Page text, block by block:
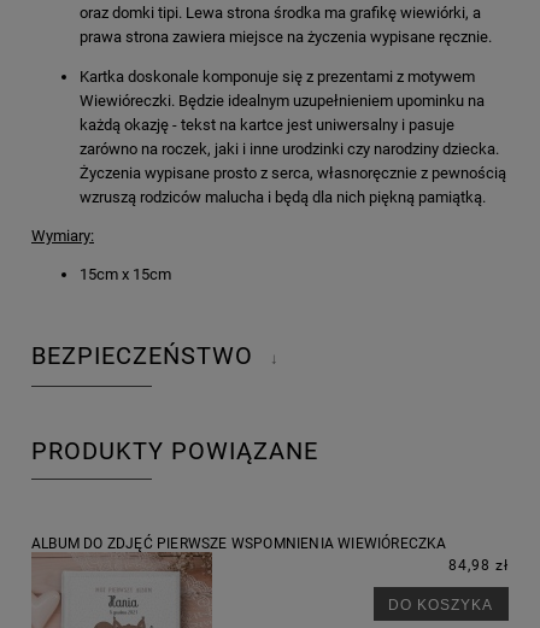
oraz domki tipi. Lewa strona środka ma grafikę wiewiórki, a
prawa strona zawiera miejsce na życzenia wypisane ręcznie.
Kartka doskonale komponuje się z prezentami z motywem
Wiewióreczki. Będzie idealnym uzupełnieniem upominku na
każdą okazję - tekst na kartce jest uniwersalny i pasuje
zarówno na roczek, jaki i inne urodzinki czy narodziny dziecka.
Życzenia wypisane prosto z serca, własnoręcznie z pewnością
wzruszą rodziców malucha i będą dla nich piękną pamiątką.
Wymiary:
15cm x 15cm
BEZPIECZEŃSTWO ↓
PRODUKTY POWIĄZANE
ALBUM DO ZDJĘĆ PIERWSZE WSPOMNIENIA WIEWIÓRECZKA
84,98 zł
DO KOSZYKA